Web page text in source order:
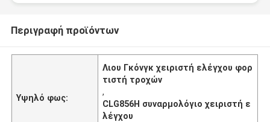
Περιγραφή προϊόντων
Υψηλό φως:
Λιου Γκόνγκ χειριστή ελέγχου φορ
τιστή τροχών
,
CLG856H συναρμολόγιο χειριστή ε
λέγχου